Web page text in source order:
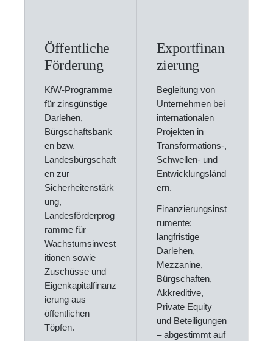
Öffentliche
Förderung
KfW-Programme
für zinsgünstige
Darlehen,
Bürgschaftsbank
en bzw.
Landesbürgschaft
en zur
Sicherheitenstärk
ung,
Landesförderprog
ramme für
Wachstumsinvest
itionen sowie
Zuschüsse und
Eigenkapitalfinanz
ierung aus
öffentlichen
Töpfen.
Exportfinan
zierung
Begleitung von
Unternehmen bei
internationalen
Projekten in
Transformations-,
Schwellen- und
Entwicklungsländ
ern.
Finanzierungsinst
rumente:
langfristige
Darlehen,
Mezzanine,
Bürgschaften,
Akkreditive,
Private Equity
und Beteiligungen
– abgestimmt auf